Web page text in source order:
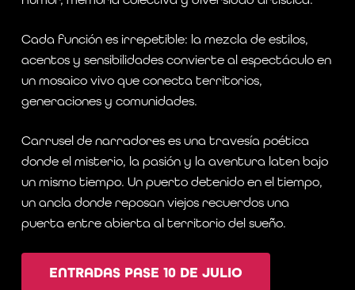
Cada función es irrepetible: la mezcla de estilos,
acentos y sensibilidades convierte al espectáculo en
un mosaico vivo que conecta territorios,
generaciones y comunidades.
Carrusel de narradores es una travesía poética
donde el misterio, la pasión y la aventura laten bajo
un mismo tiempo. Un puerto detenido en el tiempo,
un ancla donde reposan viejos recuerdos una
puerta entre abierta al territorio del sueño.
ENTRADAS PASE 10 DE JULIO